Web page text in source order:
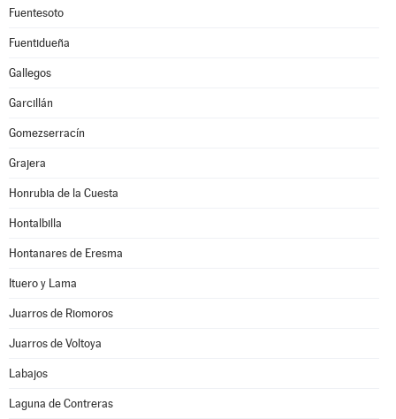
Fuentesoto
Fuentidueña
Gallegos
Garcillán
Gomezserracín
Grajera
Honrubia de la Cuesta
Hontalbilla
Hontanares de Eresma
Ituero y Lama
Juarros de Riomoros
Juarros de Voltoya
Labajos
Laguna de Contreras